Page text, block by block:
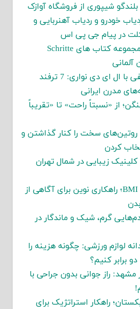
شیپوری از فروشگاه آوازک
خودرو و ردیاب آهنربایی و
در پیام جی پی اس
دانلود رایگان مجموعه کتاب های Schritte
نورپردازی مخفی با ال ای دی نواری: 7 ترفند
مدرن ایرانی
از «نسبتاً راحت» تا «تقریباً
چرا زنان 2025 روتین‌های سخت را کنار گذاشتن و
کردن
زیبایی در شمال تهران
ربات محاسبه BMI؛ راهکاری نوین برای آگاهی از
گرم، شیک و ماندگار در
لوازم ورزشی: چگونه هزینه را
برابر کنیم؟
مشهد: راز جوانی بدون جراحی با
راهکار استراتژیک برای